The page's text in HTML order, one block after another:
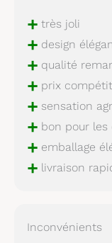
+très joli
+design
+qualité
+prix
+sensation
+bon pour les
+emballage
+livraison
Inconvénients